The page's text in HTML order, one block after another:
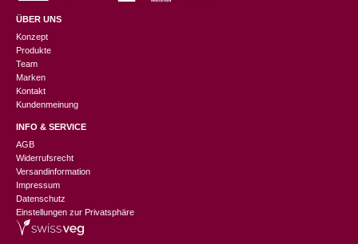
ÜBER UNS
Konzept
Produkte
Team
Marken
Kontakt
Kundenmeinung
INFO & SERVICE
AGB
Widerrufsrecht
Versandinformation
Impressum
Datenschutz
Einstellungen zur Privatsphäre